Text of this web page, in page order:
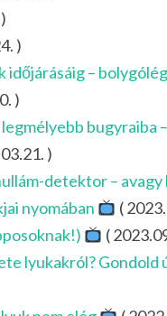
)
időjárásáig –
)
bugyraiba
)
detektor – avagy
nyomában
(
(
lyukakról? Gondold